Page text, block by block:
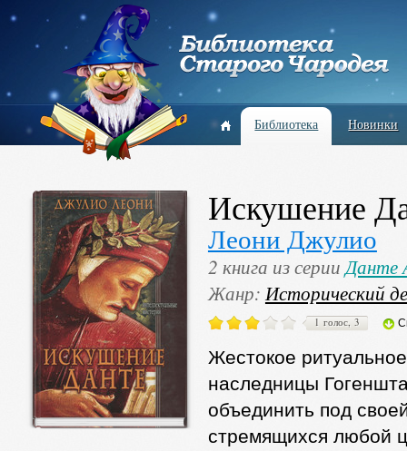
Библиотека Новинки
Искушение
Леони Джулио
2 книга из серииДанте
Жанр:Исторический
1 голос, 3
Жестокое
наследницы
объединить под
стремящихся любой